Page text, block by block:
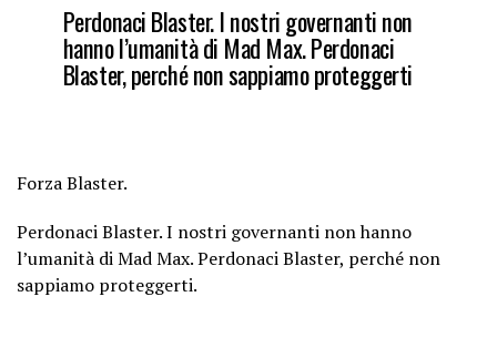
Perdonaci Blaster. I nostri governanti non
hanno l’umanità di Mad Max.Perdonaci
Blaster, perché non sappiamo proteggerti
Forza Blaster.
Perdonaci Blaster. I nostri governanti non hanno
l’umanità di Mad Max.Perdonaci Blaster, perché non
sappiamo proteggerti.